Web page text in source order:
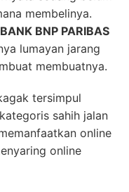
membelinya.
BNP PARIBAS
lumayan jarang
membuatnya.
tersimpul
sahih jalan
online
online